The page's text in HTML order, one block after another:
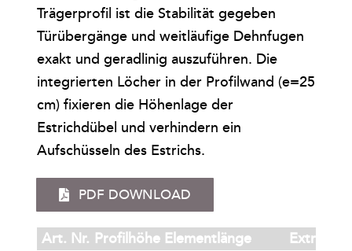
Trägerprofil ist die Stabilität gegeben
Türübergänge und weitläufige Dehnfugen
exakt und geradlinig auszuführen. Die
integrierten Löcher in der Profilwand (e=25
cm) fixieren die Höhenlage der
Estrichdübel und verhindern ein
Aufschüsseln des Estrichs.
PDF DOWNLOAD
Art. Nr. ProfilhöheElementlänge Extras